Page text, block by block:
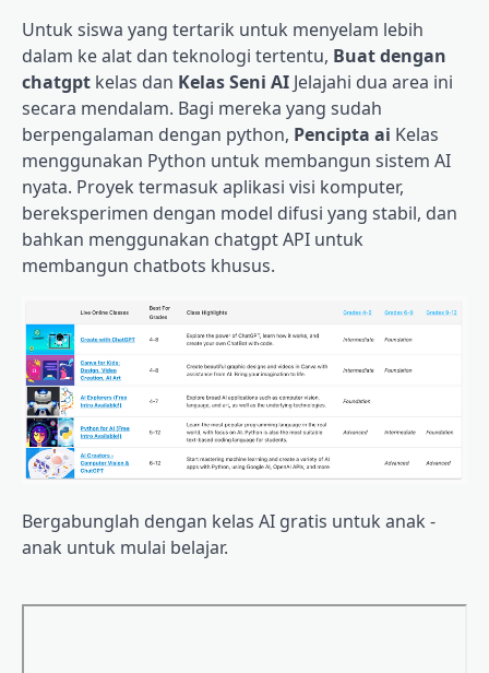
Untuk siswa yang tertarik untuk menyelam lebih
dalam ke alat dan teknologi tertentu, Buat dengan
chatgpt kelas dan Kelas Seni AI Jelajahi dua area ini
secara mendalam. Bagi mereka yang sudah
berpengalaman dengan python, Pencipta ai Kelas
menggunakan Python untuk membangun sistem AI
nyata. Proyek termasuk aplikasi visi komputer,
bereksperimen dengan model difusi yang stabil, dan
bahkan menggunakan chatgpt API untuk
membangun chatbots khusus.
Bergabunglah dengan kelas AI gratis untuk anak -
anak untuk mulai belajar.